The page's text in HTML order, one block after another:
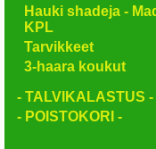
Hauki shadeja -
KPL
Tarvikkeet
3-haara koukut
- TALVIKALASTUS -
- POISTOKORI -